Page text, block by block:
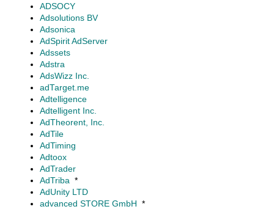
ADSOCY
Adsolutions BV
Adsonica
AdSpirit AdServer
Adssets
Adstra
AdsWizz Inc.
adTarget.me
Adtelligence
Adtelligent Inc.
AdTheorent, Inc.
AdTile
AdTiming
Adtoox
AdTrader
AdTriba *
AdUnity LTD
advanced STORE GmbH *